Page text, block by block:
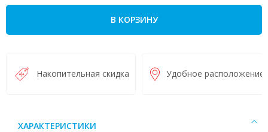
В КОРЗИНУ
Накопительная скидка Удобное расположение
ХАРАКТЕРИСТИКИ